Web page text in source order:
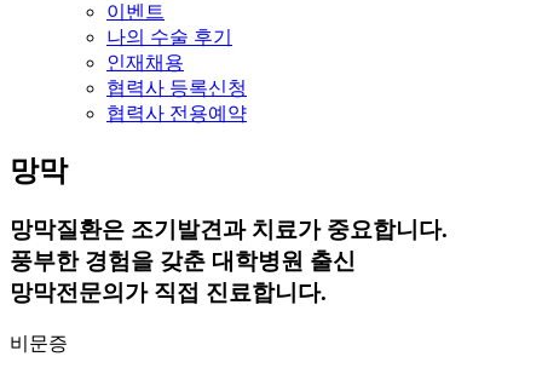
이벤트
나의 수술 후기
인재채용
협력사 등록신청
협력사 전용예약
망막
망막질환은 조기발견과 치료가 중요합니다.
풍부한 경험을 갖춘 대학병원 출신
망막전문의가 직접 진료합니다.
비문증